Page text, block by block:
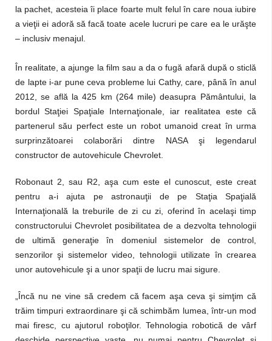
la pachet, acesteia îi place foarte mult felul în care noua iubire
a vieţii ei adoră să facă toate acele lucruri pe care ea le urăşte
– inclusiv menajul.
În realitate, a ajunge la film sau a da o fugă afară după o sticlă
de lapte i-ar pune ceva probleme lui Cathy, care, până în anul
2012, se află la 425 km (264 mile) deasupra Pământului, la
bordul Staţiei Spaţiale Internaţionale, iar realitatea este că
partenerul său perfect este un robot umanoid creat în urma
surprinzătoarei colaborări dintre NASA şi legendarul
constructor de autovehicule Chevrolet.
Robonaut 2, sau R2, aşa cum este el cunoscut, este creat
pentru a-i ajuta pe astronauţii de pe Staţia Spaţială
Internaţională la treburile de zi cu zi, oferind în acelaşi timp
constructorului Chevrolet posibilitatea de a dezvolta tehnologii
de ultimă generaţie în domeniul sistemelor de control,
senzorilor şi sistemelor video, tehnologii utilizate în crearea
unor autovehicule şi a unor spaţii de lucru mai sigure.
„Încă nu ne vine să credem că facem aşa ceva şi simţim că
trăim timpuri extraordinare şi că schimbăm lumea, într-un mod
mai firesc, cu ajutorul roboţilor. Tehnologia robotică de vârf